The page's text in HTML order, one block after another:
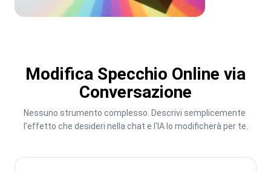
Modifica Specchio Online via
Conversazione
Nessuno strumento complesso. Descrivi semplicemente
l'effetto che desideri nella chat e l'IA lo modificherà per te.